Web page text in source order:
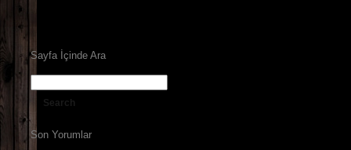
Sayfa İçinde Ara
Son Yorumlar